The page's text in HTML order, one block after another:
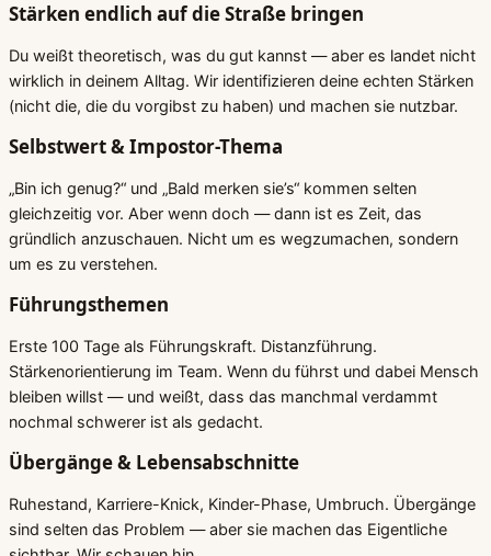
Stärken endlich auf die Straße bringen
Du weißt theoretisch, was du gut kannst — aber es landet nicht
wirklich in deinem Alltag. Wir identifizieren deine echten Stärken
(nicht die, die du vorgibst zu haben) und machen sie nutzbar.
Selbstwert & Impostor-Thema
„Bin ich genug?“ und „Bald merken sie’s“ kommen selten
gleichzeitig vor. Aber wenn doch — dann ist es Zeit, das
gründlich anzuschauen. Nicht um es wegzumachen, sondern
um es zu verstehen.
Führungsthemen
Erste 100 Tage als Führungskraft. Distanzführung.
Stärkenorientierung im Team. Wenn du führst und dabei Mensch
bleiben willst — und weißt, dass das manchmal verdammt
nochmal schwerer ist als gedacht.
Übergänge & Lebensabschnitte
Ruhestand, Karriere-Knick, Kinder-Phase, Umbruch. Übergänge
sind selten das Problem — aber sie machen das Eigentliche